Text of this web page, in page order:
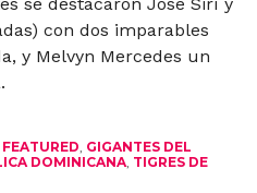
con dos imparables
y Melvyn Mercedes un
FEATURED GIGANTES DEL
DOMINICANA, TIGRES DE